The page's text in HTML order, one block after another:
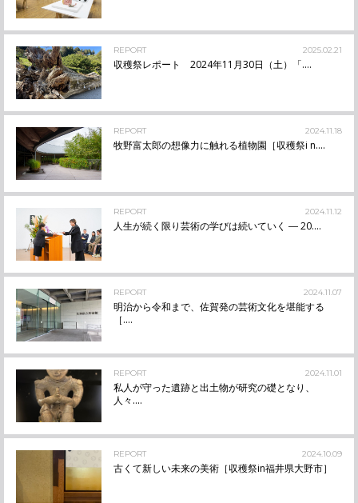
REPORT 2025.02.21
収穫祭レポート 2024年11月30日（土）「....
REPORT 2024.11.18
牧野富太郎の想像力に触れる植物園［収穫祭i n....
REPORT 2024.11.12
人生が続く限り芸術の学びは続いていく ― 20....
REPORT 2024.11.07
明治から令和まで、佐賀発の芸術文化を堪能する
［....
REPORT 2024.11.01
私人が守った遺跡と出土物が研究の礎となり、
人々....
REPORT 2024.10.09
古くて新しい未来の美術［収穫祭in福井県大野市］